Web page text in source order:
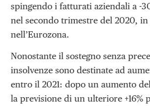
spingendo i fatturati aziendali a -
nel secondo trimestre del 2020,
nell’Eurozona.
Nonostante il sostegno senza
insolvenze sono destinate ad
entro il 2021: dopo un aumento
la previsione di un ulteriore +16%